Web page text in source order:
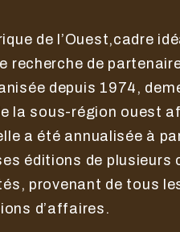
de l’Ouest,cadre
recherche de
depuis 1974,
la sous-région ouest
a été annualisée à
éditions de
provenant de tous
d’affaires.